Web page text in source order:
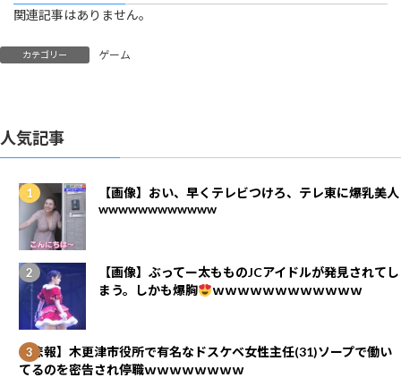
関連記事はありません。
カテゴリー ゲーム
人気記事
【画像】おい、早くテレビつけろ、テレ東に爆乳美人
wwwwwwwwwwww
【画像】ぶってー太もものJCアイドルが発見されてし
まう。しかも爆胸
ｗｗｗｗｗｗｗｗｗｗｗｗ
【悲報】木更津市役所で有名なドスケベ女性主任(31)ソープで働い
てるのを密告され停職ｗｗｗｗｗｗｗｗ